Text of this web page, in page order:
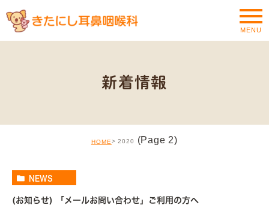
MENU
新着情報
HOME 2020 (Page 2)
NEWS
(お知らせ) 「メールお問い合わせ」ご利用の方へ